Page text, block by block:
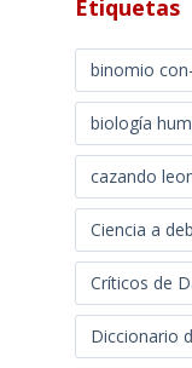
Etiquetas
binomio
biología
cazando
Ciencia a
Críticos de
Diccionario